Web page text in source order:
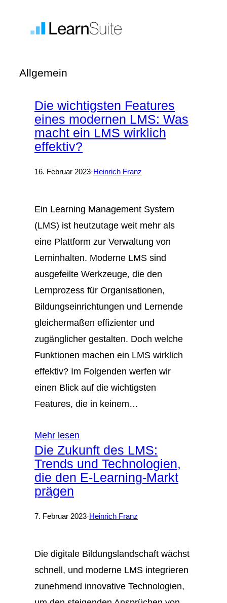
Allgemein
Die wichtigsten Features
eines modernen LMS: Was
macht ein LMS wirklich
effektiv?
16. Februar 2023·Heinrich Franz
Ein Learning Management System
(LMS) ist heutzutage weit mehr als
eine Plattform zur Verwaltung von
Lerninhalten. Moderne LMS sind
ausgefeilte Werkzeuge, die den
Lernprozess für Organisationen,
Bildungseinrichtungen und Lernende
gleichermaßen effizienter und
zugänglicher gestalten. Doch welche
Funktionen machen ein LMS wirklich
effektiv? Im Folgenden werfen wir
einen Blick auf die wichtigsten
Features, die in keinem…
Mehr lesen
Die Zukunft des LMS:
Trends und Technologien,
die den E-Learning-Markt
prägen
7. Februar 2023·Heinrich Franz
Die digitale Bildungslandschaft wächst
schnell, und moderne LMS integrieren
zunehmend innovative Technologien,